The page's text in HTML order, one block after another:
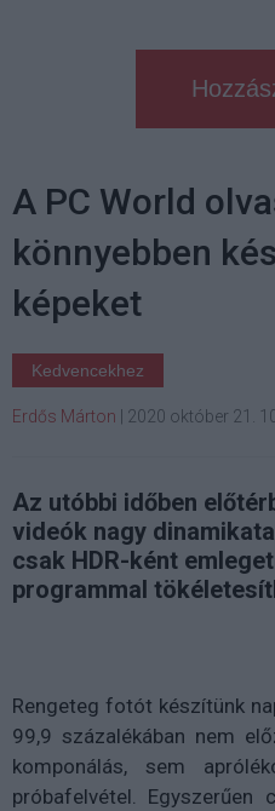
A PC World
könnyebben
képeket
Kedvencekhez
Erdős Márton 2020 október 21.
Az utóbbi időben
videók nagy
csak HDR-ként
programmal
Rengeteg fotót készítünk
99,9 százalékában nem
komponálás, sem
próbafelvétel. Egyszerűen